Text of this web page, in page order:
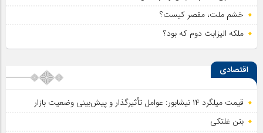
خشم ملت، مقصر کیست؟
ملکه الیزابت دوم که بود؟
اقتصادی
قیمت میلگرد ۱۴ نیشابور: عوامل تأثیرگذار و پیش‌بینی وضعیت بازار
بتن غلتکی